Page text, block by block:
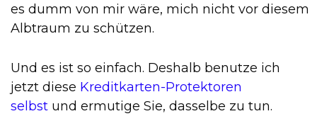
es dumm von mir wäre, mich nicht vor diesem
Albtraum zu schützen.
Und es ist so einfach. Deshalb benutze ich
jetzt diese Kreditkarten-Protektoren
selbst und ermutige Sie, dasselbe zu tun.